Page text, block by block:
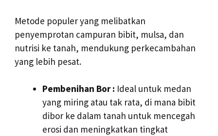
Metode populer yang melibatkan
penyemprotan campuran bibit, mulsa, dan
nutrisi ke tanah, mendukung perkecambahan
yang lebih pesat.
Pembenihan Bor : Ideal untuk medan
yang miring atau tak rata, di mana bibit
dibor ke dalam tanah untuk mencegah
erosi dan meningkatkan tingkat